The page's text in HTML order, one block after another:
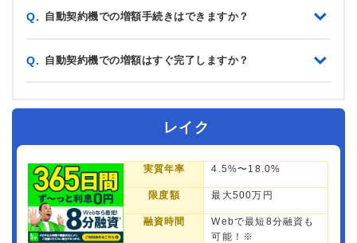
Q. 自動契約機での増額手続きはできますか？
Q. 自動契約機での増額はすぐ完了しますか？
レイク
実質年率 4.5%〜18.0%
限度額 最大500万円
融資時間
Webで最短8分融資も
可能！※